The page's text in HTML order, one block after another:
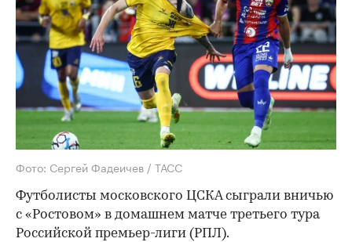
Фото: Сергей Фадеичев / ТАСС
Футболисты московского ЦСКА сыграли вничью
с «Ростовом» в домашнем матче третьего тура
Российской премьер-лиги (РПЛ).